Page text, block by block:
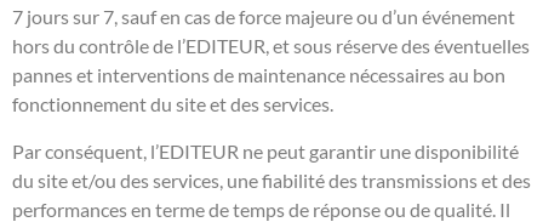
7 jours sur 7, sauf en cas de force majeure ou d’un événement
hors du contrôle de l’EDITEUR, et sous réserve des éventuelles
pannes et interventions de maintenance nécessaires au bon
fonctionnement du site et des services.
Par conséquent, l’EDITEUR ne peut garantir une disponibilité
du site et/ou des services, une fiabilité des transmissions et des
performances en terme de temps de réponse ou de qualité. Il